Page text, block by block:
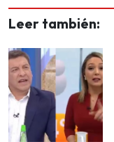
Leer también: